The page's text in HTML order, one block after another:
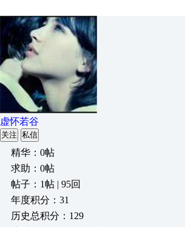
虚怀若谷
关注 私信
精华：0帖
求助：0帖
帖子：1帖 | 95回
年度积分：31
历史总积分：129